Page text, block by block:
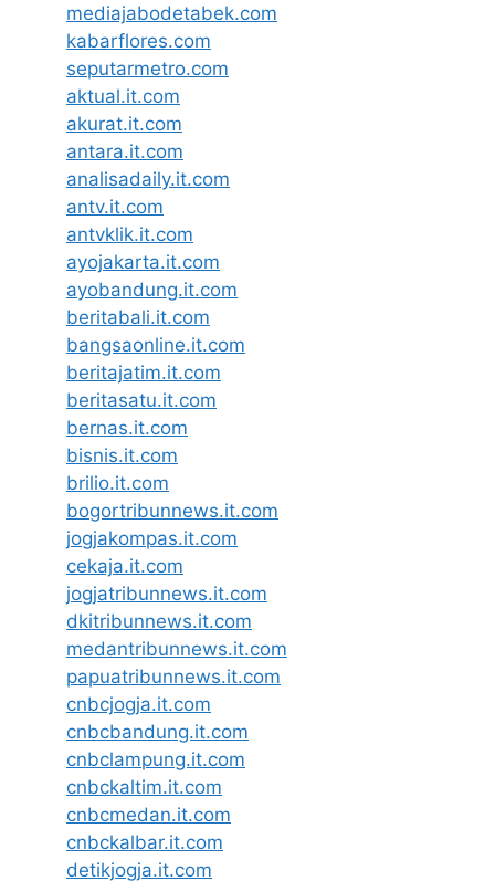
mediajabodetabek.com
kabarflores.com
seputarmetro.com
aktual.it.com
akurat.it.com
antara.it.com
analisadaily.it.com
antv.it.com
antvklik.it.com
ayojakarta.it.com
ayobandung.it.com
beritabali.it.com
bangsaonline.it.com
beritajatim.it.com
beritasatu.it.com
bernas.it.com
bisnis.it.com
brilio.it.com
bogortribunnews.it.com
jogjakompas.it.com
cekaja.it.com
jogjatribunnews.it.com
dkitribunnews.it.com
medantribunnews.it.com
papuatribunnews.it.com
cnbcjogja.it.com
cnbcbandung.it.com
cnbclampung.it.com
cnbckaltim.it.com
cnbcmedan.it.com
cnbckalbar.it.com
detikjogja.it.com